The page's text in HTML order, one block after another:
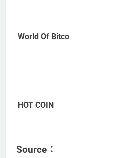
World Of Bitco
HOT COIN
Source：